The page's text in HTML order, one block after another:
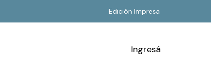
Edición Impresa
Ingresá